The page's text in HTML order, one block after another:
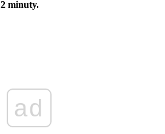
2 minuty.
ad